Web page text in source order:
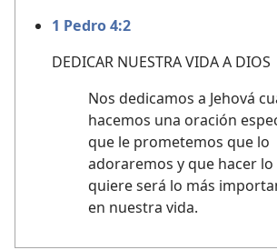
1 Pedro 4:2
DEDICAR NUESTRA VIDA A DIOS
Nos dedicamos a Jehová
hacemos una oración
que le prometemos que lo
adoraremos y que hacer lo
quiere será lo más
en nuestra vida.